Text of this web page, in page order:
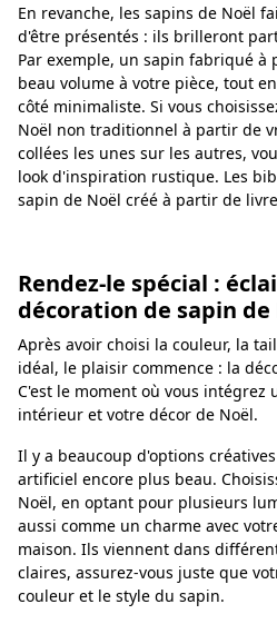
En revanche, les sapins de Noël
d'être présentés : ils brilleront
Par exemple, un sapin fabriqué
beau volume à votre pièce, tout
côté minimaliste. Si vous
Noël non traditionnel à partir de
collées les unes sur les autres,
look d'inspiration rustique. Les
sapin de Noël créé à partir de
Rendez-le spécial :
décoration de sapin de
Après avoir choisi la couleur, la
idéal, le plaisir commence : la
C'est le moment où vous intégrez
intérieur et votre décor de Noël.
Il y a beaucoup d'options
artificiel encore plus beau.
Noël, en optant pour plusieurs
aussi comme un charme avec
maison. Ils viennent dans
claires, assurez-vous juste que
couleur et le style du sapin.